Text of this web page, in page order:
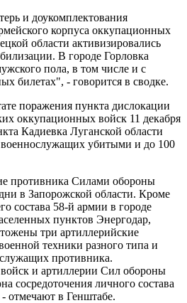
и доукомплектования
корпуса оккупационных
области активизировались
В городе Горловка
пола, в том числе и с
билетах", - говорится в сводке.
поражения пункта дислокации
оккупационных войск 11 декабря
Кадиевка Луганской области
убитыми и до 100
противника Силами обороны
в Запорожской области. Кроме
состава 58-й армии в городе
пунктов Энергодар,
три артиллерийские
техники разного типа и
противника.
и артиллерии Сил обороны
сосредоточения личного состава
отмечают в Генштабе.